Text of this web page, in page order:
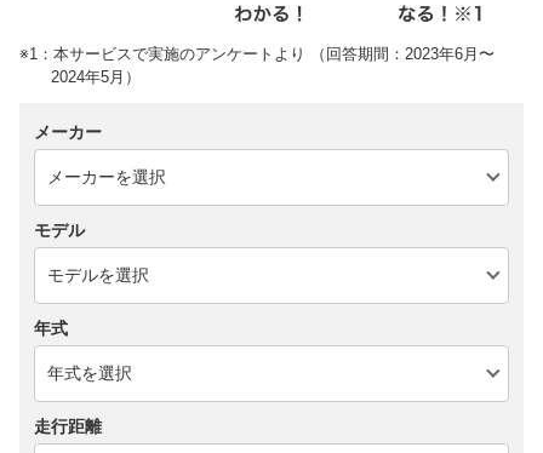
※1：本サービスで実施のアンケートより （回答期間：2023年6月〜
2024年5月）
メーカー
モデル
年式
走行距離